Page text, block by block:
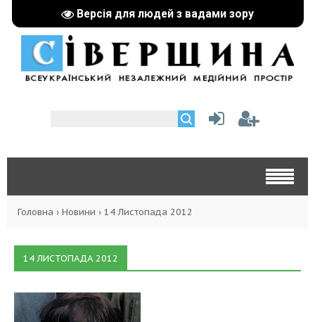
Версія для людей з вадами зору
Головна › Новини › 14 Листопада 2012
14 ЛИСТОПАДА 2012